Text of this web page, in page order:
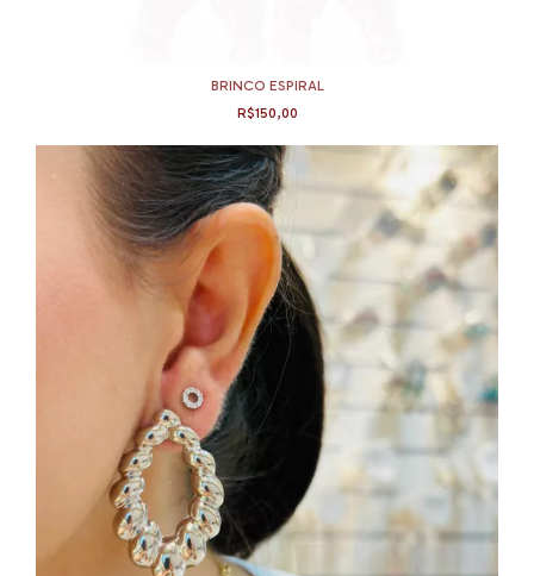
BRINCO ESPIRAL
R$150,00